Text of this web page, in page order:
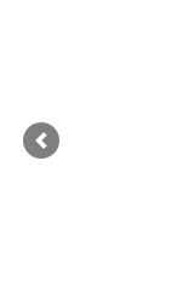
Previous